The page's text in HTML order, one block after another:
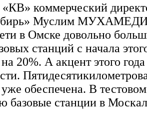
«КВ» коммерческий
Муслим
в Омске довольно
станций с начала
20%. А акцент этого
обеспечена. В
базовые станции в